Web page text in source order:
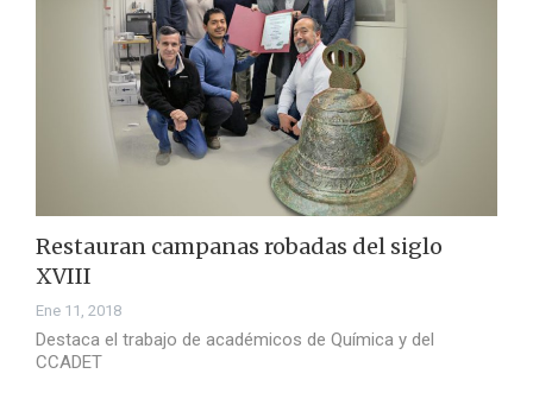
Restauran campanas robadas del siglo
XVIII
Ene 11, 2018
Destaca el trabajo de académicos de Química y del
CCADET